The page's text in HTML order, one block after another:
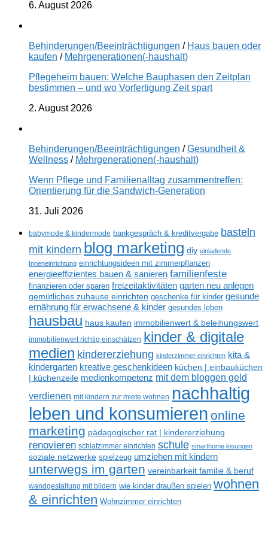
6. August 2026
Behinderungen/Beeinträchtigungen / Haus bauen oder
kaufen / Mehrgenerationen(-haushalt)
Pflegeheim bauen: Welche Bauphasen den Zeitplan
bestimmen – und wo Vorfertigung Zeit spart
2. August 2026
Behinderungen/Beeinträchtigungen /Gesundheit &
Wellness / Mehrgenerationen(-haushalt)
Wenn Pflege und Familienalltag zusammentreffen:
Orientierung für die Sandwich-Generation
31. Juli 2026
babymode & kindermode bankgespräch & kreditvergabe basteln
mit kindern blog marketing diy einladende
Inneneinrichtung einrichtungsideen mit zimmerpflanzen
energieeffizientes bauen & sanieren familienfeste
finanzieren oder sparen freizeitaktivitäten garten neu anlegen
gemütliches zuhause einrichten geschenke für kinder gesunde
ernährung für erwachsene & kinder gesundes leben
hausbau haus kaufen immobilienwert & beleihungswert
immobilienwert richtig einschätzen
kinder & digitale
medien kindererziehung kinderzimmer einrichten kita &
kindergarten kreative geschenkideen küchen | einbauküchen
| küchenzeile medienkompetenz mit dem bloggen geld
verdienen mit kindern zur miete wohnen nachhaltig
leben und konsumieren online
marketing pädagogischer rat | kindererziehung
renovieren schlafzimmer einrichten schule smarthome lösungen
soziale netzwerke spielzeug umziehen mit kindern
unterwegs im garten vereinbarkeit familie & beruf
wandgestaltung mit bildern wie kinder draußen spielen wohnen
& einrichten Wohnzimmer einrichten